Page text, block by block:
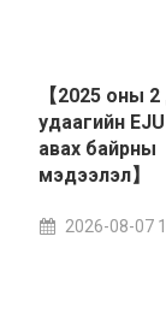
【2025 оны
удаагийн
авах байрны
мэдээлэл】
2026-08-07